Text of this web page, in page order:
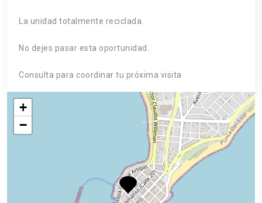
La unidad totalmente reciclada.
No dejes pasar esta oportunidad.
Consulta para coordinar tu próxima visita
+
−